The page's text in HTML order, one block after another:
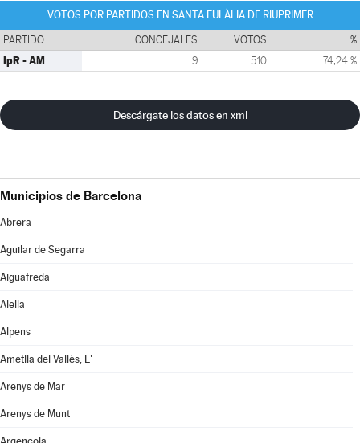
VOTOS POR PARTIDOS EN SANTA EULÀLIA DE RIUPRIMER
PARTIDO CONCEJALES VOTOS %
IpR - AM 9 510 74,24 %
Descárgate los datos en xml
Municipios de Barcelona
Abrera
Aguilar de Segarra
Aiguafreda
Alella
Alpens
Ametlla del Vallès, L'
Arenys de Mar
Arenys de Munt